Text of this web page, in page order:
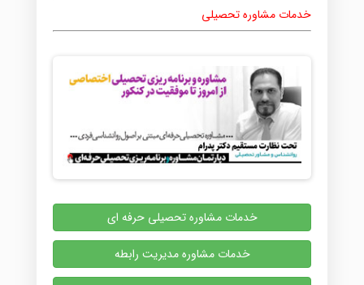
خدمات مشاوره تحصیلی
خدمات مشاوره تحصیلی حرفه ای
خدمات مشاوره مدیریت رابطه